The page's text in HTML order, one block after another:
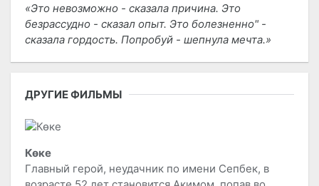
Это невозможно - сказала причина. Это
безрассудно - сказал опыт. Это болезненно" -
сказала гордость. Попробуй - шепнула мечта.
ДРУГИЕ ФИЛЬМЫ
Көке
Главный герой, неудачник по имени Сепбек, в